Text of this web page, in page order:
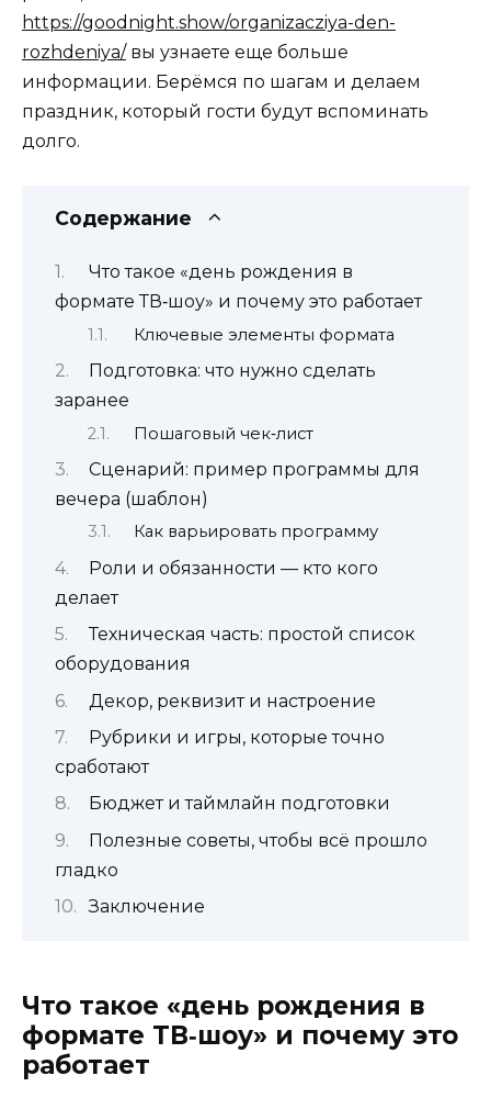
https://goodnight.show/organizacziya-den-
rozhdeniya/вы узнаете еще больше
информации. Берёмся по шагам и делаем
праздник, который гости будут вспоминать
долго.
Содержание
Что такое «день рождения в
формате ТВ‑шоу» и почему это работает
Ключевые элементы формата
Подготовка: что нужно сделать
заранее
Пошаговый чек‑лист
Сценарий: пример программы для
вечера (шаблон)
Как варьировать программу
Роли и обязанности — кто кого
делает
Техническая часть: простой список
оборудования
Декор, реквизит и настроение
Рубрики и игры, которые точно
сработают
Бюджет и таймлайн подготовки
Полезные советы, чтобы всё прошло
гладко
Заключение
Что такое «день рождения в
формате ТВ‑шоу» и почему это
работает